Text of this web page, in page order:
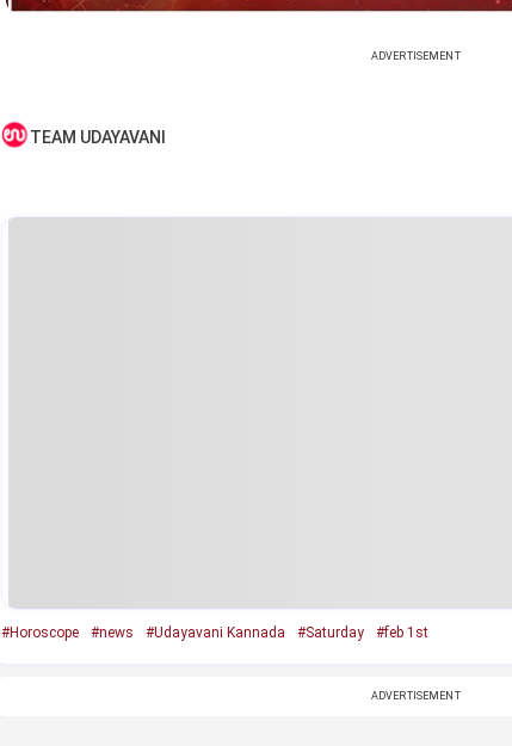
ADVERTISEMENT
TEAM UDAYAVANI
#Horoscope #news #Udayavani Kannada #Saturday #feb 1st
ADVERTISEMENT